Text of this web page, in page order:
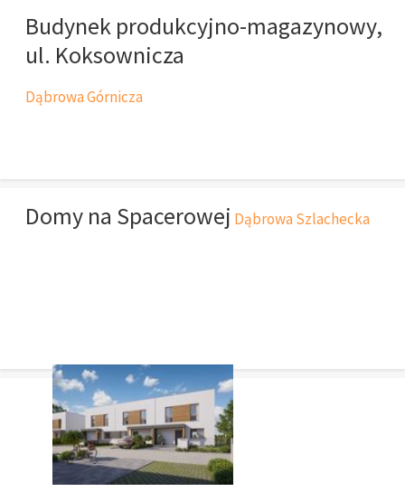
Budynek produkcyjno-magazynowy,
ul. Koksownicza
Dąbrowa Górnicza
Domy na Spacerowej Dąbrowa Szlachecka